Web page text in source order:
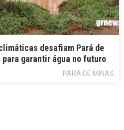
desafiam Pará de
garantir água no futuro
PARÁ DE MINAS